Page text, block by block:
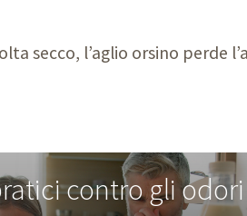
secco, l’aglio orsino perde
contro gli